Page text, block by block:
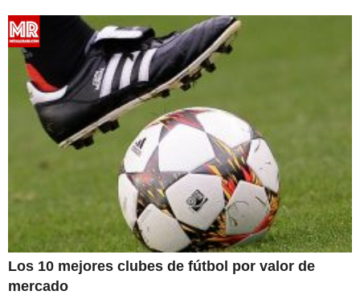
Los 10 mejores clubes de fútbol por valor de
mercado